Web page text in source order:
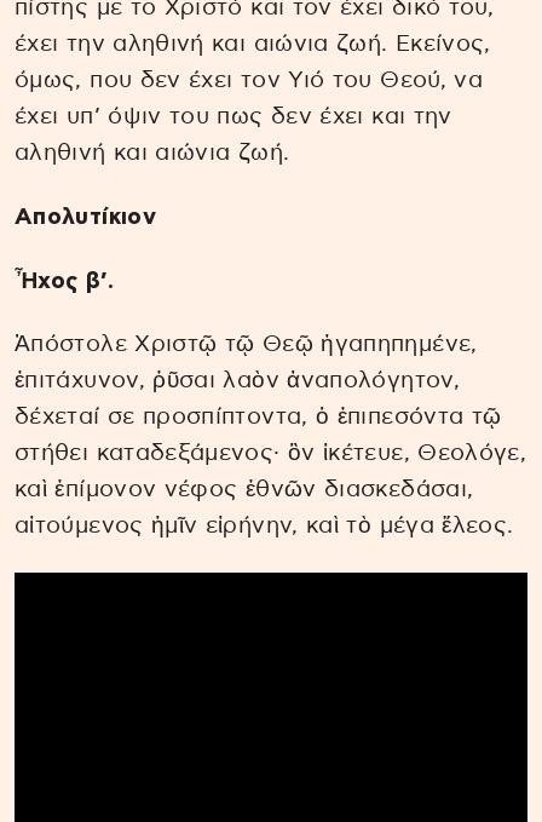
πίστης με το Χριστό και τον έχει δικό του,
έχει την αληθινή και αιώνια ζωή. Εκείνος,
όμως, που δεν έχει τον Υιό του Θεού, να
έχει υπ’ όψιν του πως δεν έχει και την
αληθινή και αιώνια ζωή.
Απολυτίκιον
Ἦχος β’.
Ἀπόστολε Χριστῷ τῷ Θεῷ ἠγαπηπημένε,
ἐπιτάχυνον, ῥῦσαι λαὸν ἀναπολόγητον,
δέχεταί σε προσπίπτοντα, ὁ ἐπιπεσόντα τῷ
στήθει καταδεξάμενος· ὃν ἱκέτευε, Θεολόγε,
καὶ ἐπίμονον νέφος ἐθνῶν διασκεδάσαι,
αἰτούμενος ἡμῖν εἰρήνην, καὶ τὸ μέγα ἔλεος.